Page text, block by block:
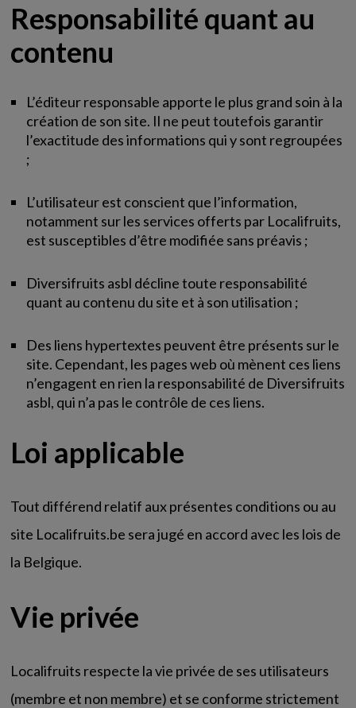
Responsabilité quant au
contenu
L’éditeur responsable apporte le plus grand soin à la
création de son site. Il ne peut toutefois garantir
l’exactitude des informations qui y sont regroupées
;
L’utilisateur est conscient que l’information,
notamment sur les services offerts par Localifruits,
est susceptibles d’être modifiée sans préavis ;
Diversifruits asbl décline toute responsabilité
quant au contenu du site et à son utilisation ;
Des liens hypertextes peuvent être présents sur le
site. Cependant, les pages web où mènent ces liens
n’engagent en rien la responsabilité de Diversifruits
asbl, qui n’a pas le contrôle de ces liens.
Loi applicable
Tout différend relatif aux présentes conditions ou au
site Localifruits.be sera jugé en accord avec les lois de
la Belgique.
Vie privée
Localifruits respecte la vie privée de ses utilisateurs
(membre et non membre) et se conforme strictement